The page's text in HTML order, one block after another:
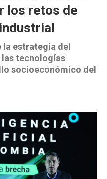
los retos de
estrategia del
tecnologías
socioeconómico del